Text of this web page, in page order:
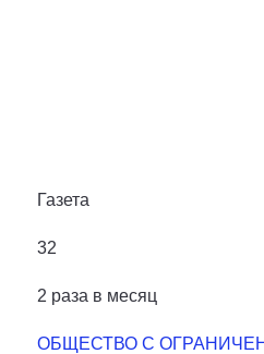
Газета
32
2 раза в месяц
ОБЩЕСТВО С